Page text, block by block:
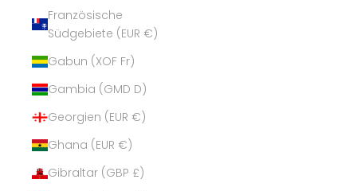
Französische
Südgebiete (EUR €)
Gabun (XOF Fr)
Gambia (GMD D)
Georgien (EUR €)
Ghana (EUR €)
Gibraltar (GBP £)